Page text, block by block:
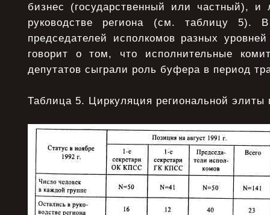
бизнес (государственный или частный),
руководстве региона (см. таблицу
председателей исполкомов разных
говорит о том, что исполнительные
депутатов сыграли роль буфера в период
Таблица 5. Циркуляция региональной элиты